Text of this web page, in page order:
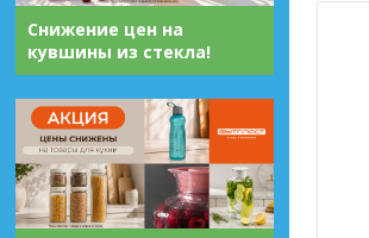
Снижение цен на
кувшины из стекла!